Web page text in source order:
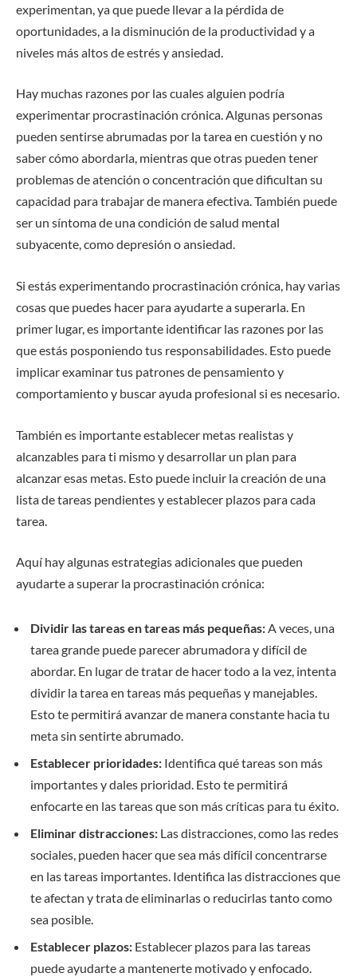
experimentan, ya que puede llevar a la pérdida de
oportunidades, a la disminución de la productividad y a
niveles más altos de estrés y ansiedad.
Hay muchas razones por las cuales alguien podría
experimentar procrastinación crónica. Algunas personas
pueden sentirse abrumadas por la tarea en cuestión y no
saber cómo abordarla, mientras que otras pueden tener
problemas de atención o concentración que dificultan su
capacidad para trabajar de manera efectiva. También puede
ser un síntoma de una condición de salud mental
subyacente, como depresión o ansiedad.
Si estás experimentando procrastinación crónica, hay varias
cosas que puedes hacer para ayudarte a superarla. En
primer lugar, es importante identificar las razones por las
que estás posponiendo tus responsabilidades. Esto puede
implicar examinar tus patrones de pensamiento y
comportamiento y buscar ayuda profesional si es necesario.
También es importante establecer metas realistas y
alcanzables para ti mismo y desarrollar un plan para
alcanzar esas metas. Esto puede incluir la creación de una
lista de tareas pendientes y establecer plazos para cada
tarea.
Aquí hay algunas estrategias adicionales que pueden
ayudarte a superar la procrastinación crónica:
Dividir las tareas en tareas más pequeñas:A veces, una
tarea grande puede parecer abrumadora y difícil de
abordar. En lugar de tratar de hacer todo a la vez, intenta
dividir la tarea en tareas más pequeñas y manejables.
Esto te permitirá avanzar de manera constante hacia tu
meta sin sentirte abrumado.
Establecer prioridades: Identifica qué tareas son más
importantes y dales prioridad. Esto te permitirá
enfocarte en las tareas que son más críticas para tu éxito.
Eliminar distracciones: Las distracciones, como las redes
sociales, pueden hacer que sea más difícil concentrarse
en las tareas importantes. Identifica las distracciones que
te afectan y trata de eliminarlas o reducirlas tanto como
sea posible.
Establecer plazos: Establecer plazos para las tareas
puede ayudarte a mantenerte motivado y enfocado.